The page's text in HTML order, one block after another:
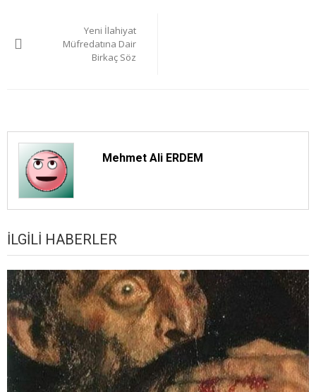
gezinmesi
Yeni İlahiyat
Müfredatına Dair
Birkaç Söz
Mehmet Ali ERDEM
İLGILI HABERLER